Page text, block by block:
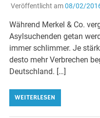
Veröffentlicht am08/02/
Während Merkel & Co.
Asylsuchenden getan
immer schlimmer. Je
desto mehr Verbrechen
Deutschland. […]
WEITERLESEN